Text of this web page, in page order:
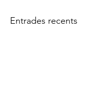
Entrades recents